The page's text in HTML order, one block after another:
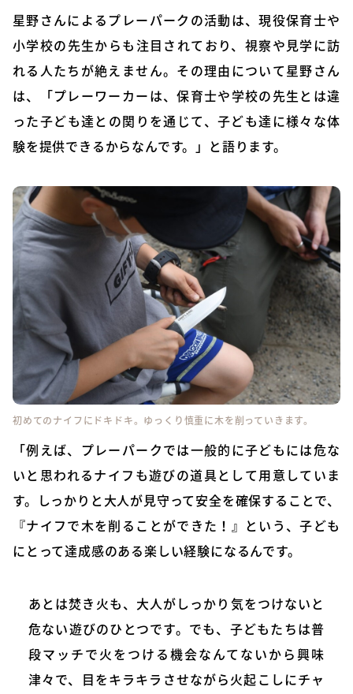
星野さんによるプレーパークの活動は、現役保育士や
小学校の先生からも注目されており、視察や見学に訪
れる人たちが絶えません。その理由について星野さん
は、「プレーワーカーは、保育士や学校の先生とは違
った子ども達との関りを通じて、子ども達に様々な体
験を提供できるからなんです。」と語ります。
初めてのナイフにドキドキ。ゆっくり慎重に木を削っていきます。
「例えば、プレーパークでは一般的に子どもには危な
いと思われるナイフも遊びの道具として用意していま
す。しっかりと大人が見守って安全を確保することで、
『ナイフで木を削ることができた！』という、子ども
にとって達成感のある楽しい経験になるんです。
あとは焚き火も、大人がしっかり気をつけないと
危ない遊びのひとつです。でも、子どもたちは普
段マッチで火をつける機会なんてないから興味
津々で、目をキラキラさせながら火起こしにチャ